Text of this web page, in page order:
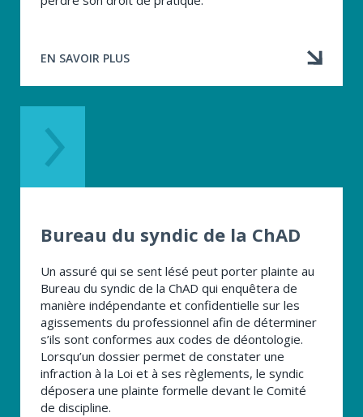
EN SAVOIR PLUS
À
CODE
DE
DÉ​
ONTOLOGIE
Bureau du syndic de la ChAD
Un assuré qui se sent lésé peut porter plainte au
Bureau du syndic de la ChAD qui enquêtera de
manière indépendante et confidentielle sur les
agissements du professionnel afin de déterminer
s’ils sont conformes aux codes de déontologie.
Lorsqu’un dossier permet de constater une
infraction à la Loi et à ses règlements, le syndic
déposera une plainte formelle devant le Comité
de discipline.